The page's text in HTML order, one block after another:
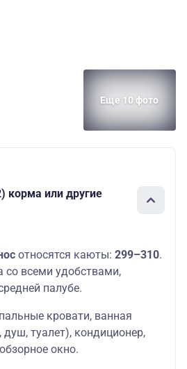
Еще 10 фото
корма или другие
относятся каюты: 299–310.
со всеми удобствами,
палубе.
кровати, ванная
туалет), кондиционер,
окно.